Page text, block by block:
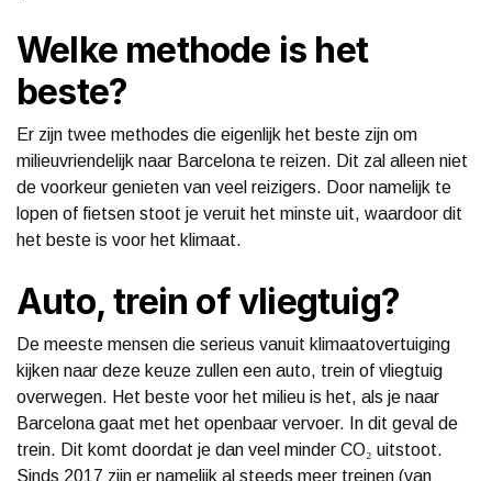
Welke methode is het
beste?
Er zijn twee methodes die eigenlijk het beste zijn om
milieuvriendelijk naar Barcelona te reizen. Dit zal alleen niet
de voorkeur genieten van veel reizigers. Door namelijk te
lopen of fietsen stoot je veruit het minste uit, waardoor dit
het beste is voor het klimaat.
Auto, trein of vliegtuig?
De meeste mensen die serieus vanuit klimaatovertuiging
kijken naar deze keuze zullen een auto, trein of vliegtuig
overwegen. Het beste voor het milieu is het, als je naar
Barcelona gaat met het openbaar vervoer. In dit geval de
trein. Dit komt doordat je dan veel minder CO₂ uitstoot.
Sinds 2017 zijn er namelijk al steeds meer treinen (van